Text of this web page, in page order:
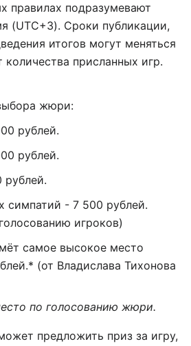
правилах подразумевают
(UTC+3). Сроки публикации,
итогов могут меняться
количества присланных игр.
жюри:
рублей.
рублей.
симпатий - 7 500 рублей.
игроков)
самое высокое место
(от Владислава Тихонова
по голосованию жюри.
предложить приз за игру,